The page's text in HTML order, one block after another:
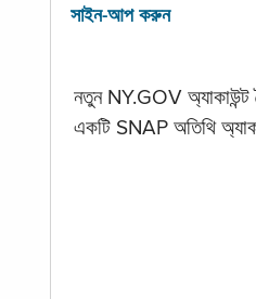
সাইন-আপ করুন
নতুন NY.GOV অ্যাকাউন্ট
একটি SNAP অতিথি